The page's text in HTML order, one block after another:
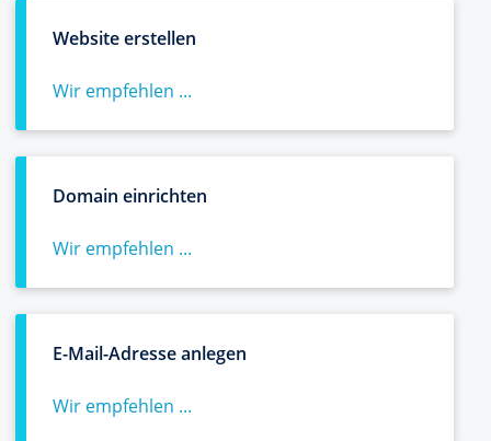
Website erstellen
Wir empfehlen ...
Domain einrichten
Wir empfehlen ...
E-Mail-Adresse anlegen
Wir empfehlen ...